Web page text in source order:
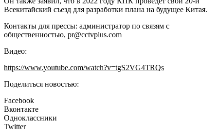
Всекитайский съезд для разработки плана на будущее Китая.
Контакты для прессы: администратор по связям с
общественностью, pr@cctvplus.com
Видео:
https://www.youtube.com/watch?v=tgS2VG4TRQs
Поделиться новостью:
Facebook
Вконтакте
Одноклассники
Twitter